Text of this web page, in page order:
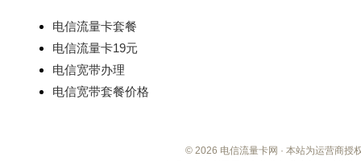
电信流量卡套餐
电信流量卡19元
电信宽带办理
电信宽带套餐价格
© 2026 电信流量卡网 · 本站为运营商授